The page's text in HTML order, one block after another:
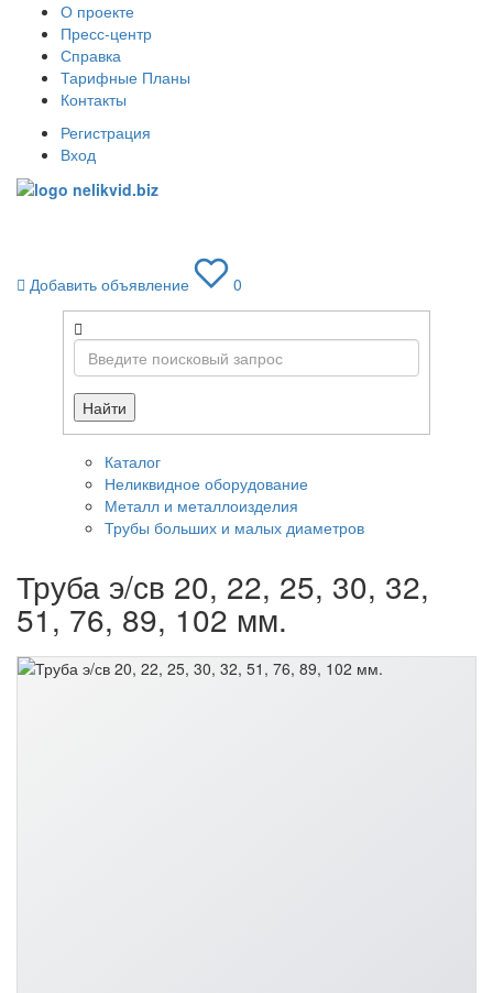
О проекте
Пресс-центр
Справка
Тарифные Планы
Контакты
Регистрация
Вход
Добавить объявление
0
Найти
Каталог
Неликвидное оборудование
Металл и металлоизделия
Трубы больших и малых диаметров
Труба э/св 20, 22, 25, 30, 32,
51, 76, 89, 102 мм.